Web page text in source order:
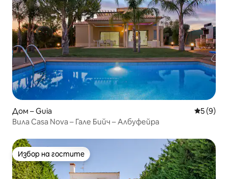
Дом – Guia Средна
5 (9)
Вила Casa Nova – Гале Бийч – Албуфейра
Избор на гостите
Избор на гостите